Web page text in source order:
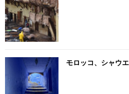
モロッコ、シャウ